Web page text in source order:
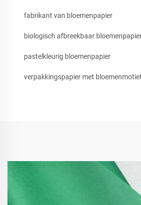
fabrikant van bloemenpapier
biologisch afbreekbaar
pastelkleurig bloemenpapier
verpakkingspapier met